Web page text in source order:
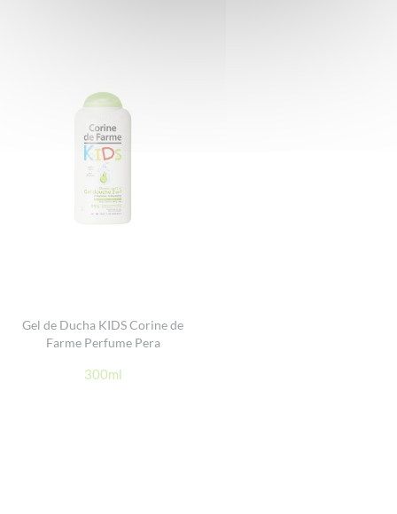
Gel de Ducha KIDS Corine de
Farme Perfume Pera
300ml